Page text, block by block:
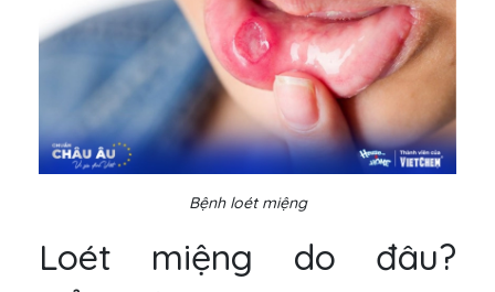
Bệnh loét miệng
Loét miệng do đâu?